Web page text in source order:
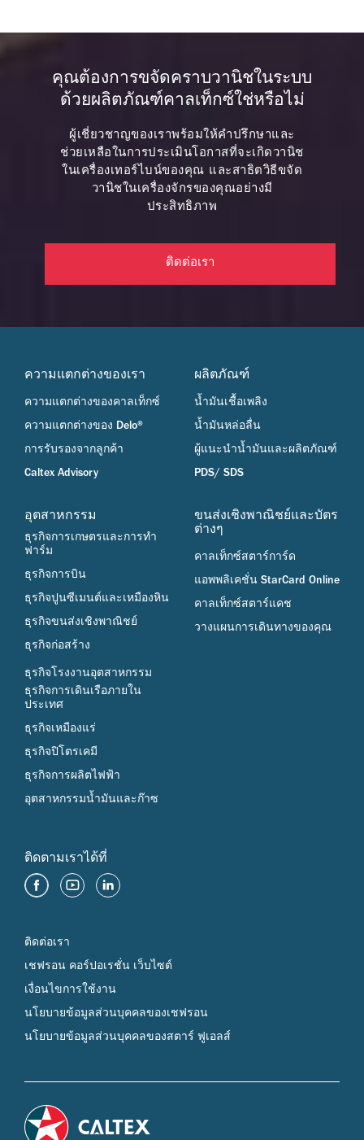
คุณต้องการขจัดคราบวานิชในระบบ
ด้วยผลิตภัณฑ์คาลเท็กซ์ใช่หรือไม่
ผู้เชี่ยวชาญของเราพร้อมให้คำปรึกษาและ
ช่วยเหลือในการประเมินโอกาสที่จะเกิดวานิช
ในเครื่องเทอร์ไบน์ของคุณ และสาธิตวิธีขจัด
วานิชในเครื่องจักรของคุณอย่างมี
ประสิทธิภาพ
ติดต่อเรา
ความแตกต่างของเรา
ความแตกต่างของคาลเท็กซ์
ความแตกต่างของ Delo®
การรับรองจากลูกค้า
Caltex Advisory
อุตสาหกรรม
ธุรกิจการเกษตรและการทำ
ฟาร์ม
ธุรกิจการบิน
ธุรกิจปูนซีเมนต์และเหมืองหิน
ธุรกิจขนส่งเชิงพาณิชย์
ธุรกิจก่อสร้าง
ธุรกิจโรงงานอุตสาหกรรม
ธุรกิจการเดินเรือภายใน
ประเทศ
ธุรกิจเหมืองแร่
ธุรกิจปิโตรเคมี
ธุรกิจการผลิตไฟฟ้า
อุตสาหกรรมน้ำมันและก๊าซ
ผลิตภัณฑ์
น้ำมันเชื้อเพลิง
น้ำมันหล่อลื่น
ผู้แนะนำน้ำมันและผลิตภัณฑ์
PDS/ SDS
ขนส่งเชิงพาณิชย์และบัตร
ต่างๆ
คาลเท็กซ์สตาร์การ์ด
แอพพลิเคชั่น StarCard Online
คาลเท็กซ์สตาร์แคช
วางแผนการเดินทางของคุณ
ติดตามเราได้ที่
ติดต่อเรา
เชฟรอน คอร์ปอเรชั่น เว็บไซต์
เงื่อนไขการใช้งาน
นโยบายข้อมูลส่วนบุคคลของเชฟรอน
นโยบายข้อมูลส่วนบุคคลของสตาร์ ฟูเอลส์